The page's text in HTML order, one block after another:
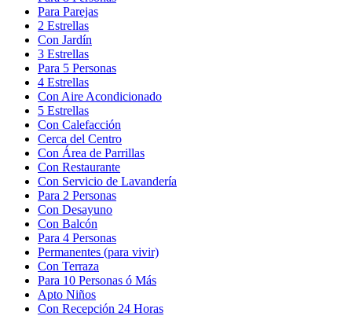
Para Parejas
2 Estrellas
Con Jardín
3 Estrellas
Para 5 Personas
4 Estrellas
Con Aire Acondicionado
5 Estrellas
Con Calefacción
Cerca del Centro
Con Área de Parrillas
Con Restaurante
Con Servicio de Lavandería
Para 2 Personas
Con Desayuno
Con Balcón
Para 4 Personas
Permanentes (para vivir)
Con Terraza
Para 10 Personas ó Más
Apto Niños
Con Recepción 24 Horas